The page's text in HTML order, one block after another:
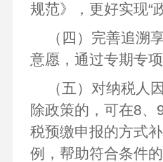
规范》，更好实现“
（四）完善追溯
意愿，通过专期专
（五）对纳税人
除政策的，可在8
税预缴申报的方式
例，帮助符合条件